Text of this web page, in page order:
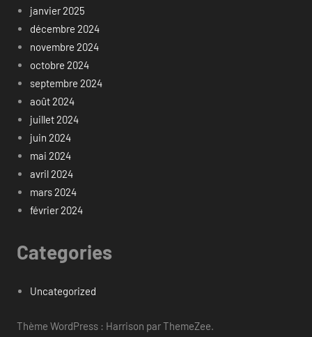
janvier 2025
décembre 2024
novembre 2024
octobre 2024
septembre 2024
août 2024
juillet 2024
juin 2024
mai 2024
avril 2024
mars 2024
février 2024
Categories
Uncategorized
Thème WordPress : Harrison par ThemeZee.